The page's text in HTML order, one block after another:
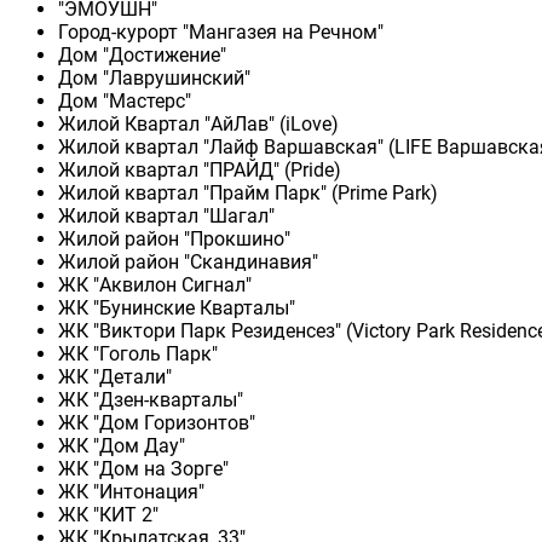
"ЭМОУШН"
Город-курорт "Мангазея на Речном"
Дом "Достижение"
Дом "Лаврушинский"
Дом "Мастерс"
Жилой Квартал "АйЛав" (iLove)
Жилой квартал "Лайф Варшавская" (LIFE
Жилой квартал "ПРАЙД" (Pride)
Жилой квартал "Прайм Парк" (Prime Park)
Жилой квартал "Шагал"
Жилой район "Прокшино"
Жилой район "Скандинавия"
ЖК "Аквилон Сигнал"
ЖК "Бунинские Кварталы"
ЖК "Виктори Парк Резиденсез" (Victory Park
ЖК "Гоголь Парк"
ЖК "Детали"
ЖК "Дзен-кварталы"
ЖК "Дом Горизонтов"
ЖК "Дом Дау"
ЖК "Дом на Зорге"
ЖК "Интонация"
ЖК "КИТ 2"